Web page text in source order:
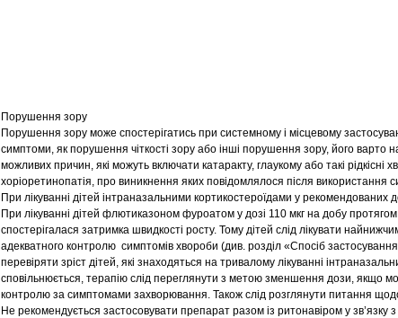
Порушення зору
Порушення зору може спостерігатись при системному і місцевому
симптоми, як порушення чіткості зору або інші порушення зору, його варто
можливих причин, які можуть включати катаракту, глаукому або такі рідкісні
хоріоретинопатія, про виникнення яких повідомлялося після використання
При лікуванні дітей інтраназальними кортикостероїдами у рекомендованих
При лікуванні дітей флютиказоном фуроатом у дозі 110 мкг на добу протягом
спостерігалася затримка швидкості росту. Тому дітей слід лікувати
адекватного контролю симптомів хвороби (див. розділ «Спосіб
перевіряти зріст дітей, які знаходяться на тривалому лікуванні
сповільнюється, терапію слід переглянути з метою зменшення дози, якщо
контролю за симптомами захворювання. Також слід розглянути питання
Не рекомендується застосовувати препарат разом із ритонавіром у